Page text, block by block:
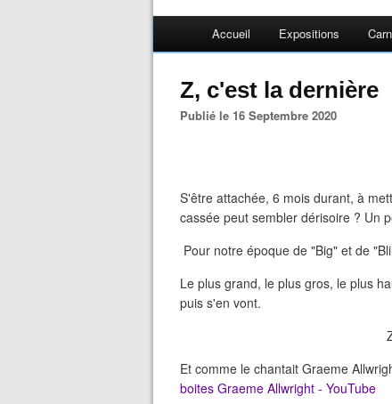
Accueil Expositions
Z, c'est la dernière
Publié le 16 Septembre 2020
S'être attachée, 6 mois durant, à
cassée peut sembler dérisoire ? Un
Pour notre époque de "Big" et de
Le plus grand, le plus gros, le plus
puis s'en vont.
Et comme le chantait Graeme
boites Graeme Allwright - YouTube